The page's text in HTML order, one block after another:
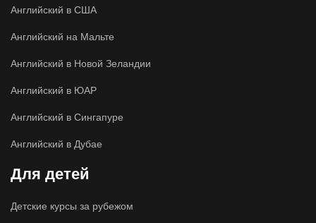
Английский в США
Английский на Мальте
Английский в Новой Зеландии
Английский в ЮАР
Английский в Сингапуре
Английский в Дубае
Для детей
Детские курсы за рубежом